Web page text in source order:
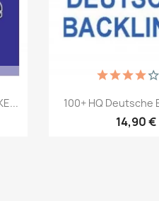

100+ HQ Deutsche
14,90 €